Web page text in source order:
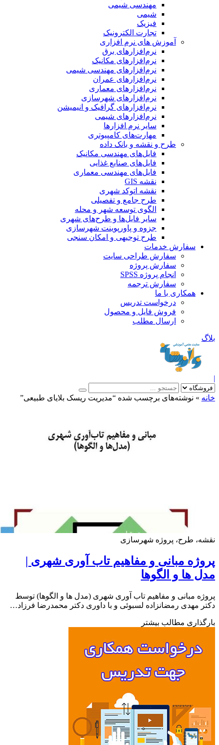
مهندسی شیمی
شیمی
فیزیک
تجارت الکترونیک
آموزش های نرم افزاری
نرم‌افزارهای برق
نرم‌افزارهای مکانیک
نرم‌افزارهای مهندسی شیمی
نرم‌افزارهای عمران
نرم‌افزارهای معماری
نرم‌افزارهای شهرسازی
نرم‌افزارهای گرافیک و انیمیشن
نرم‌افزارهای شیمی
سایر نرم افزارها
مهارت‌های کامپیوتری
طرح و نقشه و بانک داده
فایل‌های مهندسی مکانیک
فایل‌های صنایع غذایی
فایل‌های مهندسی معماری
نقشه GIS
نقشه اتوکد شهری
طرح جامع و تفصیلی
الگوی توسعه شهر و محله
سایر فایل‌ها و طرح‌های شهری
جزوه و پاورپوینت شهرسازی
طرح توجیهی و امکان سنجی
سفارش خدمات
سفارش طراحی سایت
سفارش پروژه
انجام پروژه SPSS
سفارش ترجمه
همکاری با ما
درخواست تدریس
فروش فایل و محصول
ارسال مطلب
»نوشته‌های برچسب شده “مدیریت ریسک بلایای طبیعی”
طرح، پروژه شهرسازی
مبانی و مفاهیم تاب آوری شهری |
ها و الگوها
مبانی و مفاهیم تاب آوری شهری (مدل ها و الگوها) توسط
مهدی رمضانزاده لسبوئی و با داوری دکتر محمدرضا فرزاد…
مطالب بیشتر